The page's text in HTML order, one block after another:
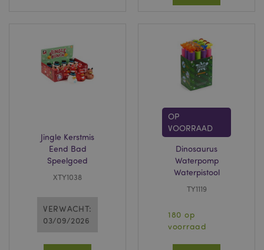
Jingle Kerstmis
Eend Bad
Speelgoed
XTY1038
VERWACHT:
03/09/2026
OP
VOORRAAD
Dinosaurus
Waterpomp
Waterpistool
TY1119
180 op
voorraad